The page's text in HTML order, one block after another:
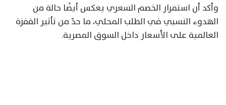
وأكد أن استمرار الخصم السعري يعكس أيضًا حالة من
الهدوء النسبي في الطلب المحلي، ما حدّ من تأثير القفزة
العالمية على الأسعار داخل السوق المصرية.